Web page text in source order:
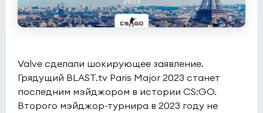
Valve сделали шокирующее заявление.
Грядущий BLAST.tv Paris Major 2023 станет
последним мэйджором в истории CS:GO.
Второго мэйджор-турнира в 2023 году не